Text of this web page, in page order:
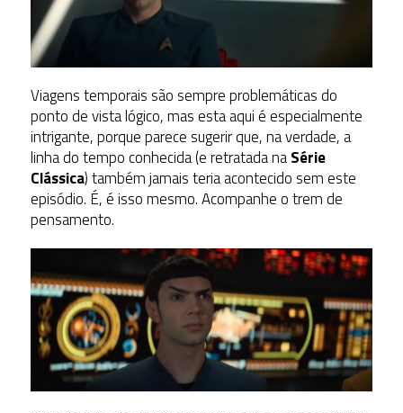
Viagens temporais são sempre problemáticas do
ponto de vista lógico, mas esta aqui é especialmente
intrigante, porque parece sugerir que, na verdade, a
linha do tempo conhecida (e retratada naSérie
Clássica) também jamais teria acontecido sem este
episódio. É, é isso mesmo. Acompanhe o trem de
pensamento.